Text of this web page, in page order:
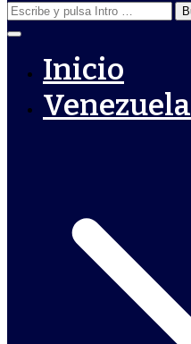
Buscar:
Inicio
Venezuela